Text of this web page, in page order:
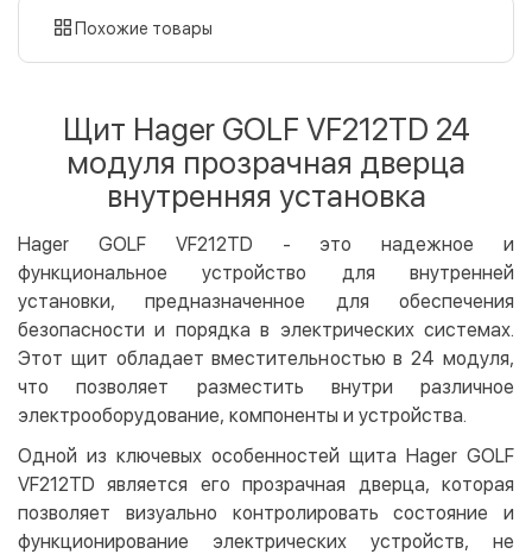
картой
LiqPay
Apple Pay
Google Pay
Безналичный расчет
Оплата на карту юр.лица
Бесплатно
Кредит
Мгновенная рассрочка (Приватбанк)
Покупка частями (Монобанк)
Похожие товары
Щит Hager GOLF VF212TD 24
модуля прозрачная дверца
внутренняя установка
Hager GOLF VF212TD - это надежное и
функциональное устройство для внутренней
установки, предназначенное для обеспечения
безопасности и порядка в электрических системах.
Этот щит обладает вместительностью в 24 модуля,
что позволяет разместить внутри различное
электрооборудование, компоненты и устройства.
Одной из ключевых особенностей щита Hager GOLF
VF212TD является его прозрачная дверца, которая
позволяет визуально контролировать состояние и
функционирование электрических устройств, не